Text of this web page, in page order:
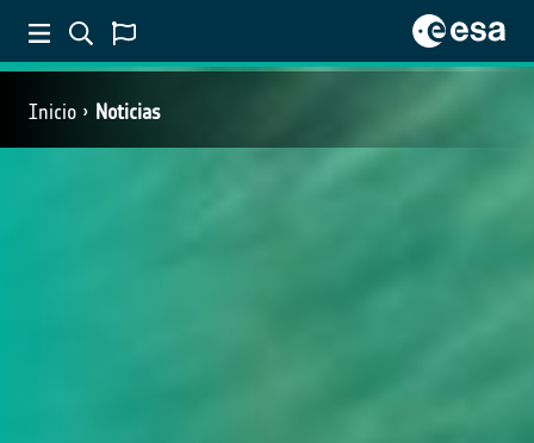
Inicio Noticias